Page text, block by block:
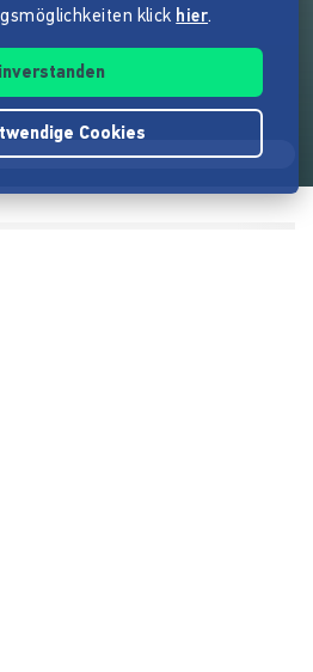
Garten
klick hier.
Cookies